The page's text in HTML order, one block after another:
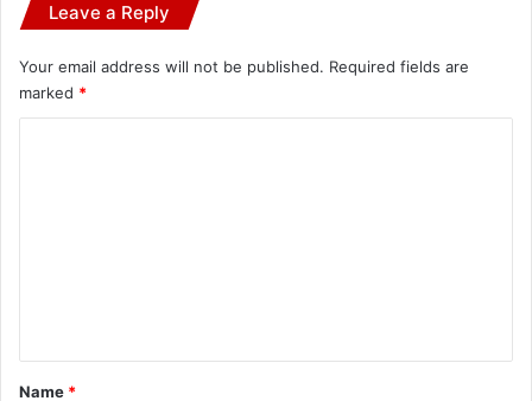
Leave a Reply
Your email address will not be published. Required fields are
marked *
*
Name *